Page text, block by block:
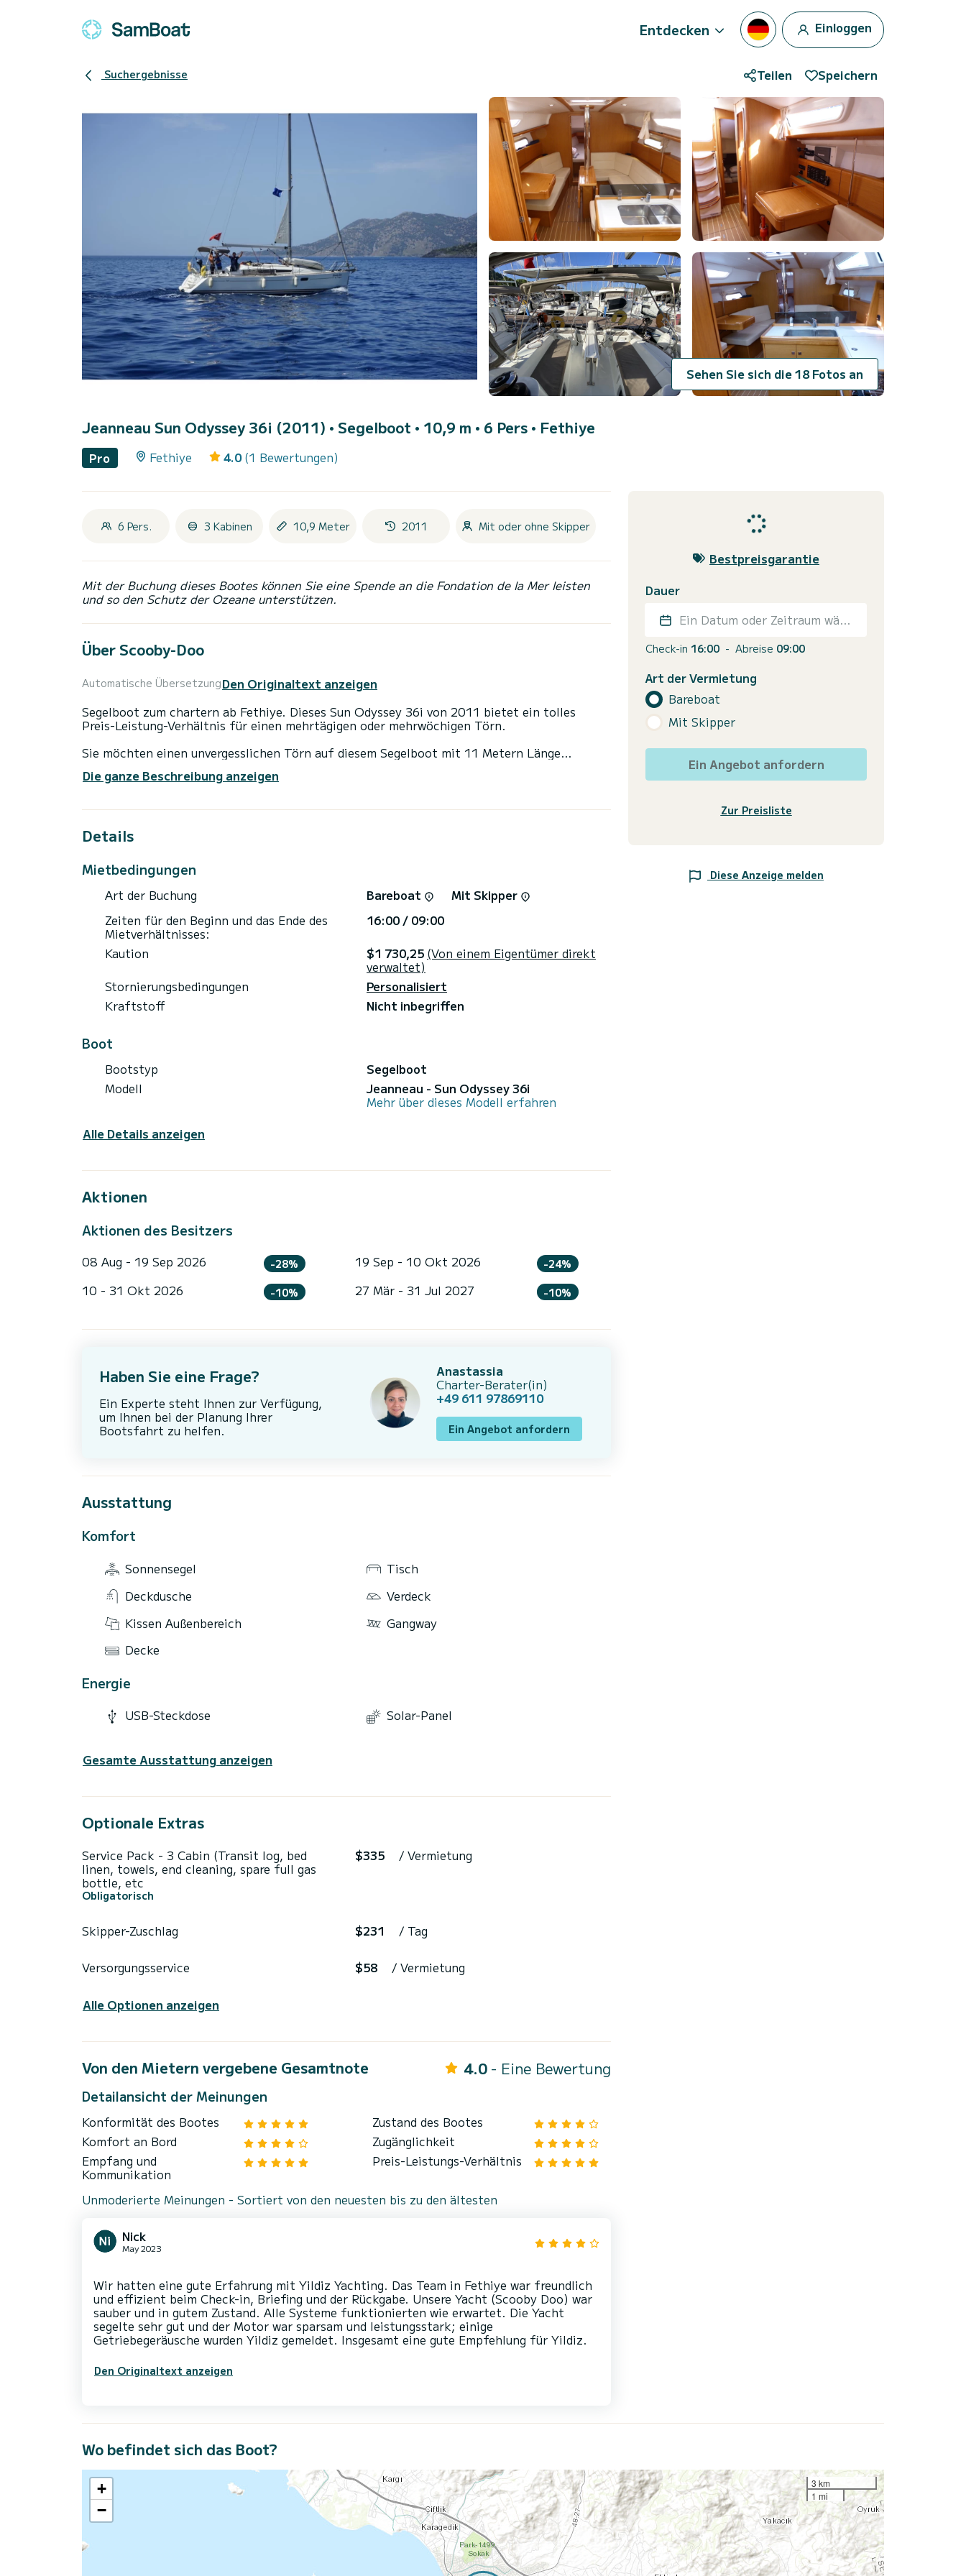
Entdecken Einloggen
Suchergebnisse Teilen Speichern
Sehen Sie sich die 18 Fotos an
Jeanneau Sun Odyssey 36i (2011) • Segelboot • 10,9 m • 6 Pers • Fethiye
Pro Fethiye 4.0 (1 Bewertungen)
6 Pers. 3 Kabinen 10,9 Meter 2011 Mit oder ohne Skipper
Mit der Buchung dieses Bootes können Sie eine Spende an die Fondation de la Mer leisten
und so den Schutz der Ozeane unterstützen.
Über Scooby-Doo
Automatische ÜbersetzungDen Originaltext anzeigen
Segelboot zum chartern ab Fethiye. Dieses Sun Odyssey 36i von 2011 bietet ein tolles
Preis-Leistung-Verhältnis für einen mehrtägigen oder mehrwöchigen Törn.
Sie möchten einen unvergesslichen Törn auf diesem Segelboot mit 11 Metern Länge
Kabinen genießen.
Für Ihren Komfort verfügt Scooby-Doo über 1 Toiletten mit Dusche
Dieses Boot ist mit einem Rollgroßsegel und einem Rollgenua ausgestattet. Es ist unter
Zögern Sie nicht, ein persönliches Angebot anzufordern. Unser Team berät Sie gerne zu all
Ihren Fragen rund um Ihren Bootsurlaub.
Die ganze Beschreibung anzeigen
Details
Mietbedingungen
Art der Buchung Bareboat
Mit Skipper
Zeiten für den Beginn und das Ende des
Mietverhältnisses:
16:00 / 09:00
Kaution
$1 730,25 (Von einem Eigentümer direkt
verwaltet)
Stornierungsbedingungen
Personalisiert
Kraftstoff
Nicht inbegriffen
Boot
Bootstyp
Segelboot
Modell
Jeanneau - Sun Odyssey 36i
Mehr über dieses Modell erfahren
Alle Details anzeigen
Aktionen
Aktionen des Besitzers
08 Aug - 19 Sep 2026 -28% 19 Sep - 10 Okt 2026 -24%
10 - 31 Okt 2026 -10% 27 Mär - 31 Jul 2027 -10%
Haben Sie eine Frage?
Ein Experte steht Ihnen zur Verfügung,
um Ihnen bei der Planung Ihrer
Bootsfahrt zu helfen.
Anastassia
Charter-Berater(in)
+49 611 97869110
Ein Angebot anfordern
Ausstattung
Komfort
Sonnensegel
Tisch
Deckdusche
Verdeck
Kissen Außenbereich
Gangway
Decke
Energie
USB-Steckdose Solar-Panel
Gesamte Ausstattung anzeigen
Optionale Extras
Service Pack - 3 Cabin (Transit log, bed
linen, towels, end cleaning, spare full gas
bottle, etc
Obligatorisch
$335 / Vermietung
Skipper-Zuschlag $231 / Tag
Versorgungsservice $58 / Vermietung
Alle Optionen anzeigen
Von den Mietern vergebene Gesamtnote 4.0 - Eine Bewertung
Detailansicht der Meinungen
Konformität des Bootes
Zustand des Bootes
Komfort an Bord
Zugänglichkeit
Empfang und
Kommunikation
Preis-Leistungs-Verhältnis
Unmoderierte Meinungen - Sortiert von den neuesten bis zu den ältesten
Nick
May 2023
Wir hatten eine gute Erfahrung mit Yildiz Yachting. Das Team in Fethiye war freundlich
und effizient beim Check-in, Briefing und der Rückgabe. Unsere Yacht (Scooby Doo) war
sauber und in gutem Zustand. Alle Systeme funktionierten wie erwartet. Die Yacht
segelte sehr gut und der Motor war sparsam und leistungsstark; einige
Den Originaltext anzeigen
Bestpreisgarantie
Dauer
Ein Datum oder Zeitraum wählen
Check-in 16:00 - Abreise 09:00
Art der Vermietung
Bareboat
Mit Skipper
Ein Angebot anfordern
Zur Preisliste
Diese Anzeige melden
Wo befindet sich das Boot?
+
−
3 km
1 mi